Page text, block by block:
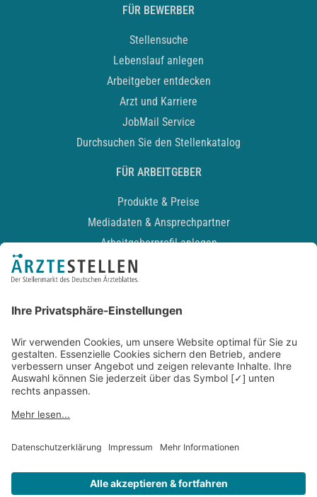
FÜR BEWERBER
Stellensuche
Lebenslauf anlegen
Arbeitgeber entdecken
Arzt und Karriere
JobMail Service
Durchsuchen Sie den Stellenkatalog
FÜR ARBEITGEBER
Produkte & Preise
Mediadaten & Ansprechpartner
Arbeitgeberprofil anlegen
Recruiting-Podcast
Kontakt
Datenschutz
Newsletter